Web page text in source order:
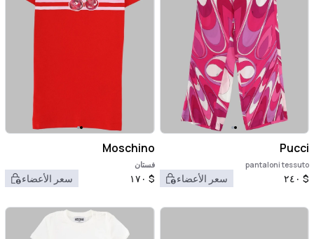
Pucci
pantaloni tessuto
$ ٢٤٠ سعر الأعضاء
Moschino
فستان
$ ١٧٠ سعر الأعضاء